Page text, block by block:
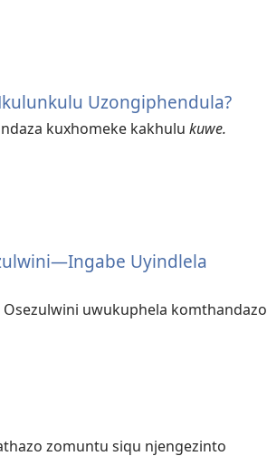
Uzongiphendula?
kuxhomeke kakhulukuwe.
Uyindlela
uwukuphela komthandazo
zomuntu siqu njengezinto